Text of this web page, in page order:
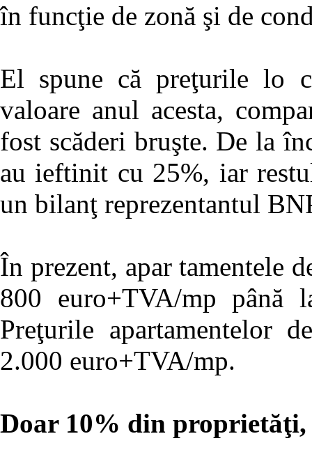
în funcţie de zonă şi de
El spune că preţurile lo
valoare anul acesta,
fost scăderi bruşte. De la
au ieftinit cu 25%, iar
un bilanţ reprezentantul
În prezent, apar tamentele
800 euro+TVA/mp până
Preţurile apartamentelor
2.000 euro+TVA/mp.
Doar 10% din proprietăţi,